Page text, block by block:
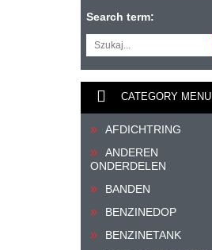
Search term:
CATEGORY MENU
AFDICHTRING
ANDEREN
ONDERDELEN
BANDEN
BENZINEDOP
BENZINETANK